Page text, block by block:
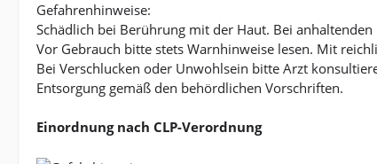
Gefahrenhinweise:
Schädlich bei Berührung mit der Haut. Bei
Vor Gebrauch bitte stets Warnhinweise lesen. Mit
Bei Verschlucken oder Unwohlsein bitte Arzt
Entsorgung gemäß den behördlichen Vorschriften.
Einordnung nach CLP-Verordnung